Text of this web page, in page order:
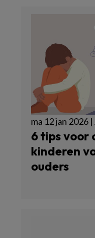
ma 12 jan 2026
6 tips voor
kinderen
ouders